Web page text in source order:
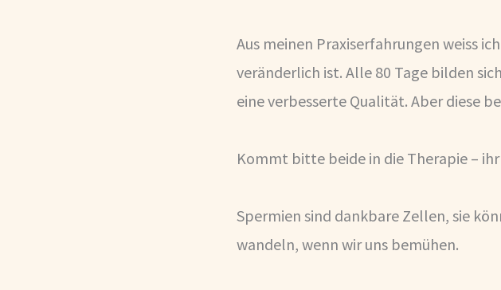
Aus meinen Praxiserfahrungen weiss
veränderlich ist. Alle 80 Tage bilden
eine verbesserte Qualität. Aber diese
Kommt bitte beide in die Therapie –
Spermien sind dankbare Zellen, sie
wandeln, wenn wir uns bemühen.